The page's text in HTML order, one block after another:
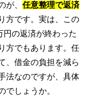
が、 任意整理で返済
方です。実は、この
の返済が終わった
方でもあります。任
、借金の負担を減ら
法なのですが、具体
でしょうか。